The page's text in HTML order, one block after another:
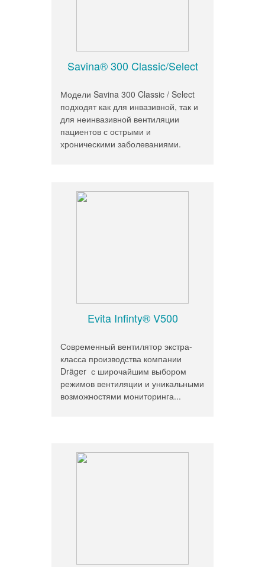
Savina® 300 Classic/Select
Модели Savina 300 Classic / Select
подходят как для инвазивной, так и
для неинвазивной вентиляции
пациентов с острыми и
хроническими заболеваниями.
Evita Inﬁnty® V500
Современный вентилятор экстра-
класса производства компании
Dräger с широчайшим выбором
режимов вентиляции и уникальными
возможностями мониторинга...